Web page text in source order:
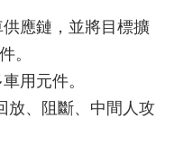
應鏈，並將目標擴
。
用元件。
放、阻斷、中間人攻